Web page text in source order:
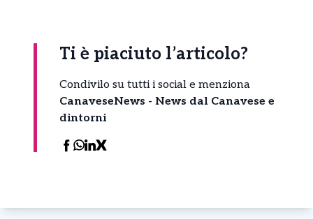
Ti è piaciuto l’articolo?
Condivilo su tutti i social e menziona
CanaveseNews - News dal Canavese e
dintorni